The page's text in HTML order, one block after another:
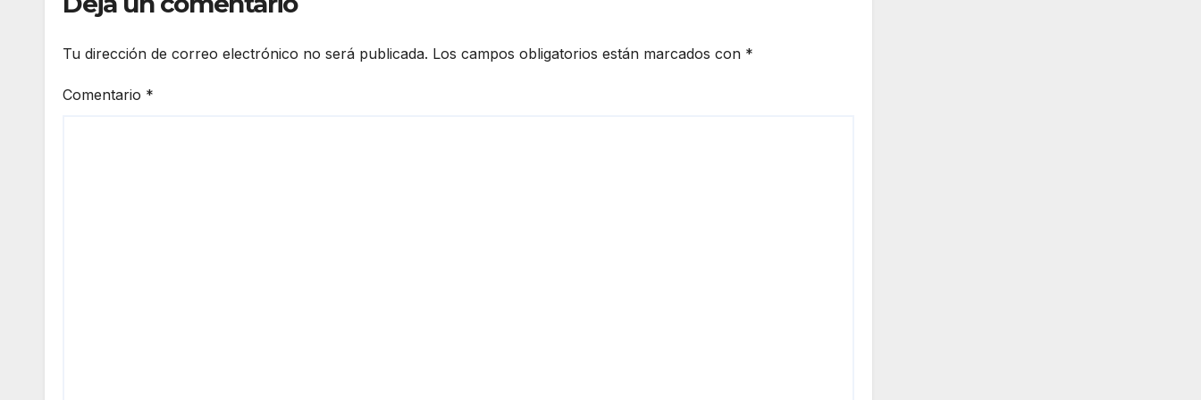
Tu dirección de correo electrónico no será publicada. Los campos obligatorios están marcados con *
Comentario *